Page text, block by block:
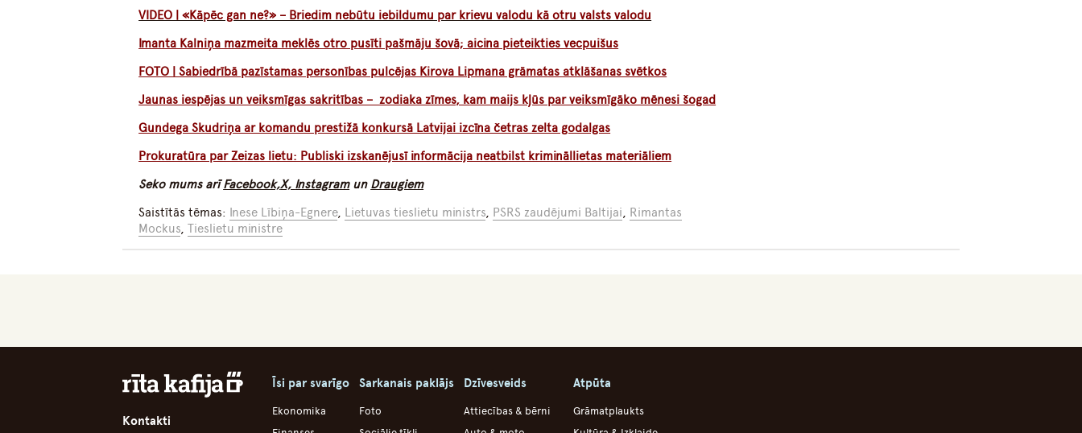
VIDEO | «Kāpēc gan ne?» – Briedim nebūtu iebildumu par krievu valodu kā otru valsts valodu
Imanta Kalniņa mazmeita meklēs otro pusīti pašmāju šovā; aicina pieteikties vecpuišus
FOTO | Sabiedrībā pazīstamas personības pulcējas Kirova Lipmana grāmatas atklāšanas svētkos
Jaunas iespējas un veiksmīgas sakritības – zodiaka zīmes, kam maijs kļūs par veiksmīgāko mēnesi šogad
Gundega Skudriņa ar komandu prestižā konkursā Latvijai izcīna četras zelta godalgas
Prokuratūra par Zeizas lietu: Publiski izskanējusī informācija neatbilst krimināllietas materiāliem
Seko mums arīFacebook,X, Instagramun Draugiem
Saistītās tēmas: Inese Lībiņa-Egnere, Lietuvas tieslietu ministrs, PSRS zaudējumi Baltijai, Rimantas
Mockus,Tieslietu ministre
Kontakti
Īsi par svarīgo
Ekonomika
Sarkanais paklājs
Foto
Dzīvesveids
Attiecības & bērni
Atpūta
Grāmatplaukts